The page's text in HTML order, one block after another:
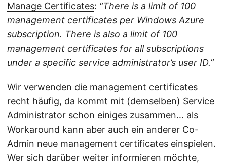
Manage Certificates: “There is a limit of 100
management certificates per Windows Azure
subscription. There is also a limit of 100
management certificates for all subscriptions
under a specific service administrator’s user ID.”
Wir verwenden die management certificates
recht häufig, da kommt mit (demselben) Service
Administrator schon einiges zusammen… als
Workaround kann aber auch ein anderer Co-
Admin neue management certificates einspielen.
Wer sich darüber weiter informieren möchte,